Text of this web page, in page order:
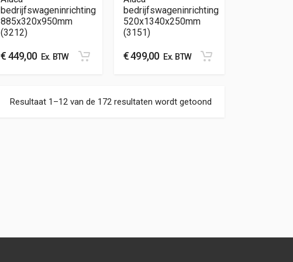
bedrijfswageninrichting
885x320x950mm
(3212)
€449,00Ex. BTW
bedrijfswageninrichting
520x1340x250mm
(3151)
€499,00Ex. BTW
Resultaat 1–12 van de 172 resultaten wordt getoond